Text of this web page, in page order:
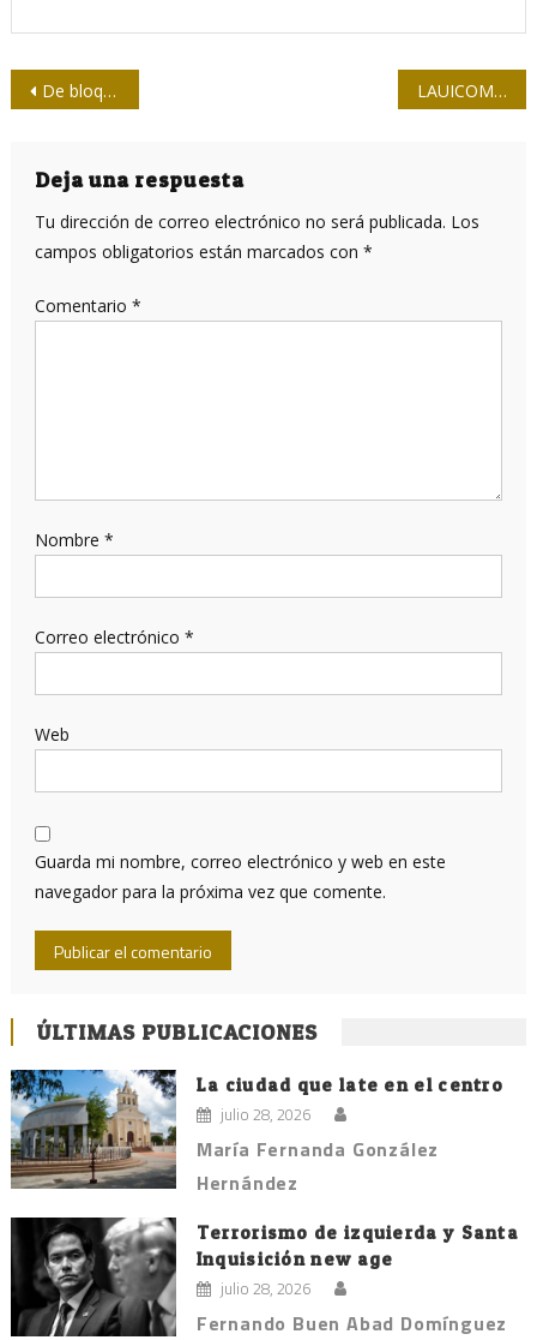
Navegación
entradas
De bloqueo a asfixia: la guerra de Estados Unidos contra Cuba entra en su fase más brutal LAUICOM rechaza aprobación de la Orden Ejecutiva de Estados Unidos contra la República de Cuba
Deja una respuesta
Tu dirección de correo electrónico no será publicada. Los
campos obligatorios están marcados con *
Comentario *
Nombre *
Correo electrónico *
Web
Guarda mi nombre, correo electrónico y web en este
navegador para la próxima vez que comente.
ÚLTIMAS PUBLICACIONES
La ciudad que late en el centro
julio 28, 2026
María Fernanda González
Hernández
Terrorismo de izquierda y Santa
Inquisición new age
julio 28, 2026
Fernando Buen Abad Domínguez